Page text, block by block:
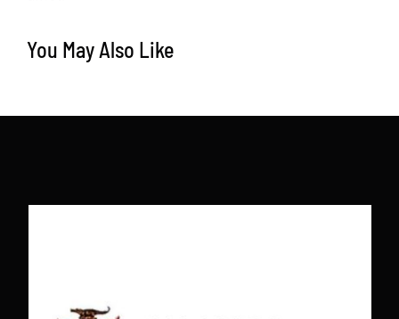
You May Also Like